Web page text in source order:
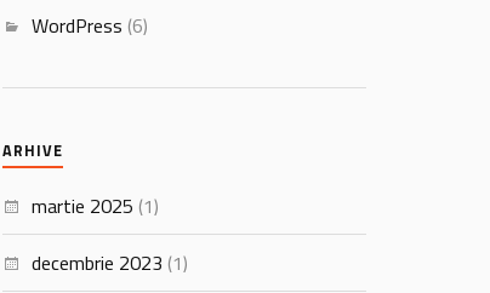
WordPress (6)
ARHIVE
martie 2025 (1)
decembrie 2023 (1)